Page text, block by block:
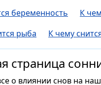
беременность
К
рыба К чему
страница
о влиянии снов на